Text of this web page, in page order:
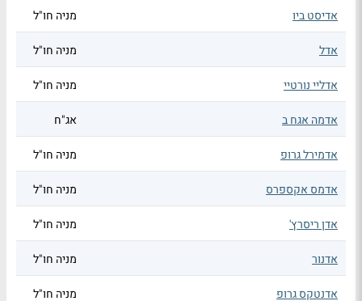
אדיסט ביו מניה חו"ל
אדל מניה חו"ל
אדליי נורטיי מניה חו"ל
אדמה אגח ב אג"ח
אדמירל גרופ מניה חו"ל
אדמס אקספרס מניה חו"ל
אדן ריסרץ' מניה חו"ל
אדנור מניה חו"ל
אדנטקס גרופ מניה חו"ל